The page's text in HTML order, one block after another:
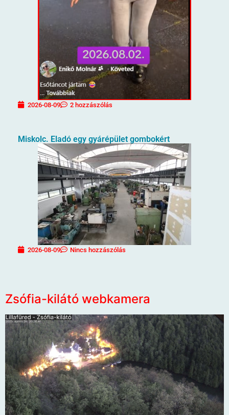
2026-08-09 2 hozzászólás
Miskolc. Eladó egy gyárépület gombokért
2026-08-09 Nincs hozzászólás
Zsófia-kilátó webkamera